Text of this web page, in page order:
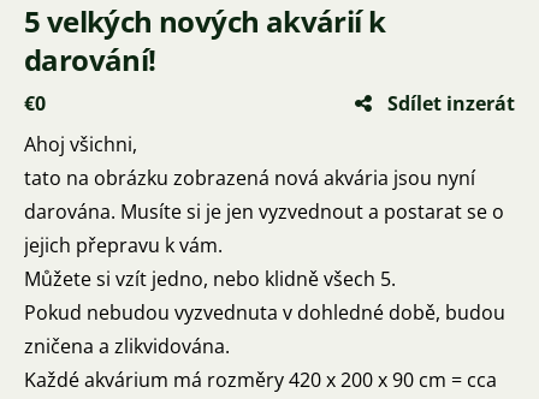
5 velkých nových akvárií k
darování!
€0
Sdílet inzerát
Ahoj všichni,
tato na obrázku zobrazená nová akvária jsou nyní
darována. Musíte si je jen vyzvednout a postarat se o
jejich přepravu k vám.
Můžete si vzít jedno, nebo klidně všech 5.
Pokud nebudou vyzvednuta v dohledné době, budou
zničena a zlikvidována.
Každé akvárium má rozměry 420 x 200 x 90 cm = cca